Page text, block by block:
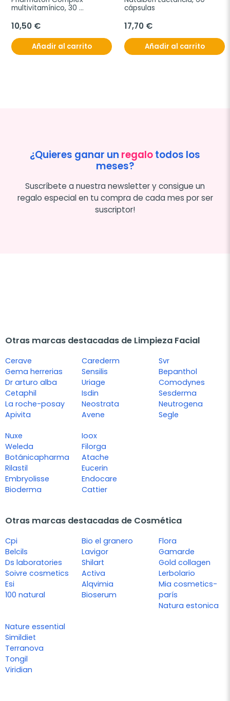
multivitamínico, 30
10,50 €
Añadir al carrito
cápsulas
17,70 €
Añadir al carrito
¿Quieres ganar un regalotodos los
meses?
Suscríbete a nuestra newsletter y consigue un
regalo especial en tu compra de cada mes por ser
suscriptor!
Otras marcas destacadas de Limpieza Facial
Cerave
Gema herrerias
Dr arturo alba
Cetaphil
La roche-posay
Apivita
Carederm
Sensilis
Uriage
Isdin
Neostrata
Avene
Svr
Bepanthol
Comodynes
Sesderma
Neutrogena
Segle
Nuxe
Weleda
Botánicapharma
Rilastil
Embryolisse
Bioderma
Ioox
Filorga
Atache
Eucerin
Endocare
Cattier
Otras marcas destacadas de Cosmética
Cpi
Belcils
Ds laboratories
Soivre cosmetics
Esi
100 natural
Bio el granero
Lavigor
Shilart
Activa
Alqvimia
Bioserum
Flora
Gamarde
Gold collagen
Lerbolario
Mia cosmetics-
parís
Natura estonica
Nature essential
Simildiet
Terranova
Tongil
Viridian